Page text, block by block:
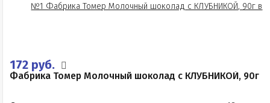
172 руб.
Фабрика Томер Молочный шоколад с КЛУБНИКОЙ, 90г